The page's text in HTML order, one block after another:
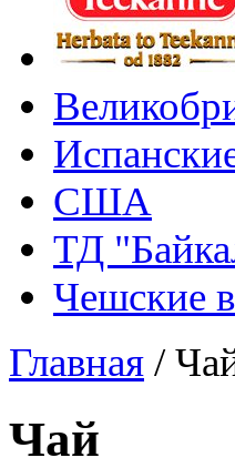
США
ТД
Чешские
Главная /
Чай